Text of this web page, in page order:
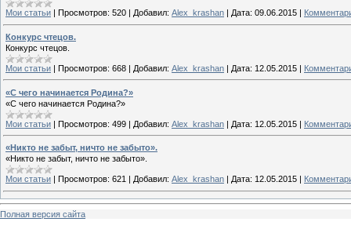
Мои статьи Просмотров: 520 Добавил: Alex_krashan Дата: 09.06.2015
Конкурс чтецов.
Конкурс чтецов.
Мои статьи | Просмотров: 668 | Добавил: Alex_krashan | Дата: 12.05.2015 |
«С чего начинается Родина?»
«С чего начинается Родина?»
Мои статьи | Просмотров: 499 | Добавил: Alex_krashan | Дата: 12.05.2015 |
«Никто не забыт, ничто не забыто».
«Никто не забыт, ничто не забыто».
Мои статьи Просмотров: 621 Добавил: Alex_krashan Дата: 12.05.2015
Полная версия сайта